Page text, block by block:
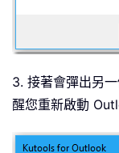
3. 接著會彈出另
醒您重新啟動